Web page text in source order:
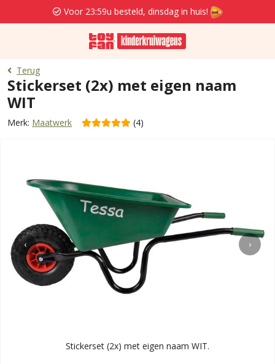
Voor 23:59u besteld, dinsdag in huis!
Terug
Stickerset (2x) met eigen naam
WIT
Merk: Maatwerk (4)
‹ ›
Stickerset (2x) met eigen naam WIT.